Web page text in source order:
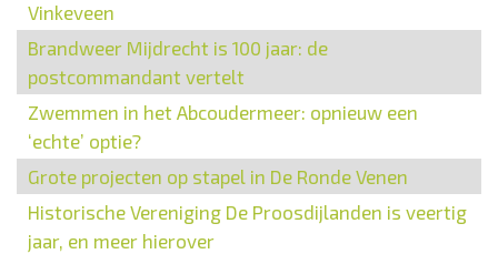
Vinkeveen
Brandweer Mijdrecht is 100 jaar: de
postcommandant vertelt
Zwemmen in het Abcoudermeer: opnieuw een
‘echte’ optie?
Grote projecten op stapel in De Ronde Venen
Historische Vereniging De Proosdijlanden is veertig
jaar, en meer hierover